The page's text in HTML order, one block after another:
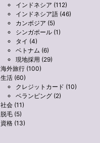
インドネシア (112)
インドネシア語 (46)
カンボジア (5)
シンガポール (1)
タイ (4)
ベトナム (6)
現地採用 (29)
海外旅行 (100)
生活 (60)
クレジットカード (10)
ベランピング (2)
社会 (11)
脱毛 (5)
資格 (13)